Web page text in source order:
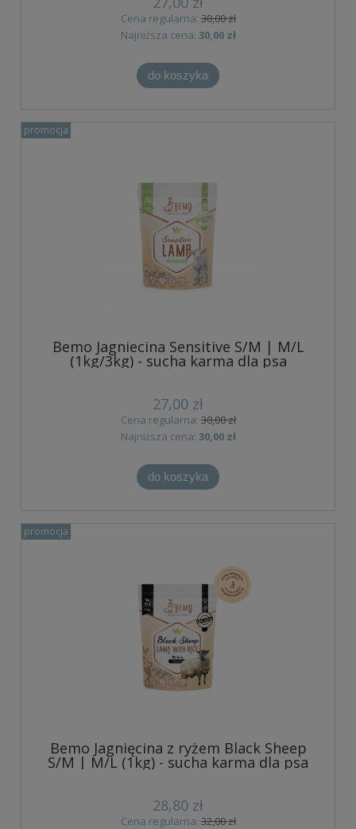
Cena regularna:30,00 zł
Najniższa cena: 30,00 zł
do koszyka
Bemo Jagniecina Sensitive S/M | M/L
(1kg/3kg) - sucha karma dla psa
27,00 zł
Cena regularna:30,00 zł
Najniższa cena: 30,00 zł
do koszyka
promocja
Bemo Jagnięcina z ryżem Black Sheep
S/M | M/L (1kg) - sucha karma dla psa
28,80 zł
Cena regularna:32,00 zł
promocja